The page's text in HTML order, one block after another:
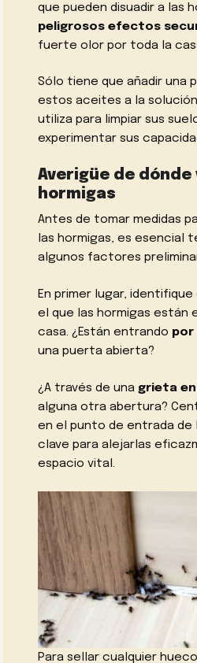
que pueden disuadir a las
peligrosos efectos
fuerte olor por toda la
Sólo tiene que añadir una
estos aceites a la
utiliza para limpiar sus
experimentar sus
Averigüe de dónde
hormigas
Antes de tomar medidas
las hormigas, es esencial
algunos factores
En primer lugar,
el que las hormigas están
casa. ¿Están entrando por
una puerta abierta?
¿A través de una grieta
alguna otra abertura?
en el punto de entrada de
clave para alejarlas
espacio vital.
Para sellar cualquier